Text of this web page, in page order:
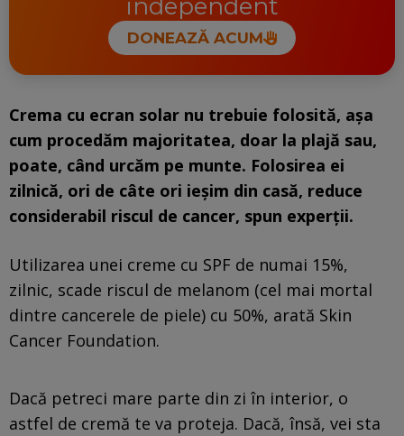
independent
DONEAZĂ ACUM
Crema cu ecran solar nu trebuie folosită, așa
cum procedăm majoritatea, doar la plajă sau,
poate, când urcăm pe munte. Folosirea ei
zilnică, ori de câte ori ieșim din casă, reduce
considerabil riscul de cancer, spun experții.
Utilizarea unei creme cu SPF de numai 15%,
zilnic, scade riscul de melanom (cel mai mortal
dintre cancerele de piele) cu 50%, arată Skin
Cancer Foundation.
Dacă petreci mare parte din zi în interior, o
astfel de cremă te va proteja. Dacă, însă, vei sta